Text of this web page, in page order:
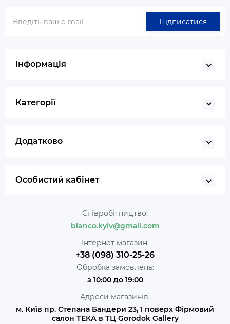
Підписатися
Інформація
Категорії
Додатково
Особистий кабінет
Співробітництво:
blanco.kyiv@gmail.com
Інтернет магазин:
+38 (098) 310-25-26
Обробка замовлень:
з 10:00 до 19:00
Адреси магазинів:
м. Київ пр. Степана Бандери 23, 1 поверх Фірмовий
салон ТЕКА в ТЦ Gorodok Gallery